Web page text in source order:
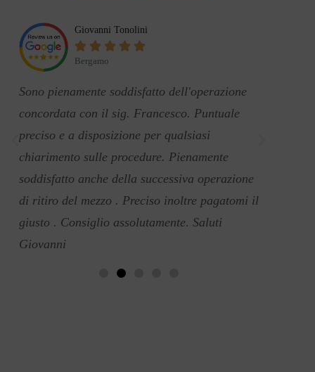
Giovanni Tonolini
    
Bergamo
Sono pienamente soddisfatto dell'operazione
concordata con il sig. Francesco. Puntuale
preciso e a disposizione per qualsiasi
chiarimento sulle procedure. Pienamente
soddisfatto anche della successiva operazione
di ritiro del mezzo . Preciso inoltre pagatomi il
giusto . Consiglio assolutamente. Saluti
Giovanni